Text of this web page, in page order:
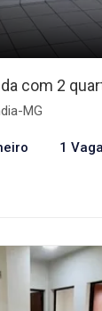
com 2
MG
1 Vaga